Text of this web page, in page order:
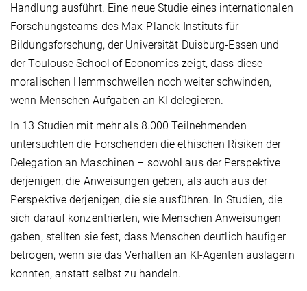
Handlung ausführt. Eine neue Studie eines internationalen
Forschungsteams des Max-Planck-Instituts für
Bildungsforschung, der Universität Duisburg-Essen und
der Toulouse School of Economics zeigt, dass diese
moralischen Hemmschwellen noch weiter schwinden,
wenn Menschen Aufgaben an KI delegieren.
In 13 Studien mit mehr als 8.000 Teilnehmenden
untersuchten die Forschenden die ethischen Risiken der
Delegation an Maschinen – sowohl aus der Perspektive
derjenigen, die Anweisungen geben, als auch aus der
Perspektive derjenigen, die sie ausführen. In Studien, die
sich darauf konzentrierten, wie Menschen Anweisungen
gaben, stellten sie fest, dass Menschen deutlich häufiger
betrogen, wenn sie das Verhalten an KI-Agenten auslagern
konnten, anstatt selbst zu handeln.